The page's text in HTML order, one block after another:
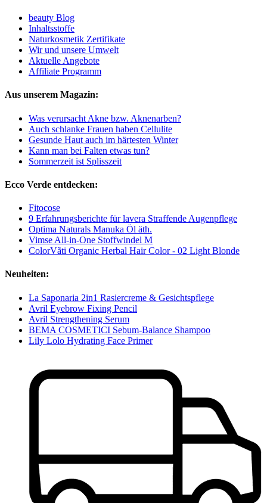
beauty Blog
Inhaltsstoffe
Naturkosmetik Zertifikate
Wir und unsere Umwelt
Aktuelle Angebote
Affiliate Programm
Aus unserem Magazin:
Was verursacht Akne bzw. Aknenarben?
Auch schlanke Frauen haben Cellulite
Gesunde Haut auch im härtesten Winter
Kann man bei Falten etwas tun?
Sommerzeit ist Splisszeit
Ecco Verde entdecken:
Fitocose
9 Erfahrungsberichte für lavera Straffende Augenpflege
Optima Naturals Manuka Öl äth.
Vimse All-in-One Stoffwindel M
ColorVãti Organic Herbal Hair Color - 02 Light Blonde
Neuheiten:
La Saponaria 2in1 Rasiercreme & Gesichtspflege
Avril Eyebrow Fixing Pencil
Avril Strengthening Serum
BEMA COSMETICI Sebum-Balance Shampoo
Lily Lolo Hydrating Face Primer